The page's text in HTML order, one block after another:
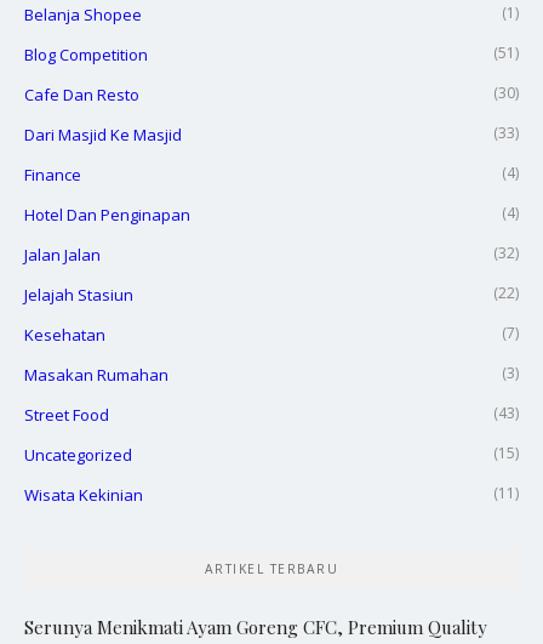
Belanja Shopee (1)
Blog Competition (51)
Cafe Dan Resto (30)
Dari Masjid Ke Masjid (33)
Finance (4)
Hotel Dan Penginapan (4)
Jalan Jalan (32)
Jelajah Stasiun (22)
Kesehatan (7)
Masakan Rumahan (3)
Street Food (43)
Uncategorized (15)
Wisata Kekinian (11)
ARTIKEL TERBARU
Serunya Menikmati Ayam Goreng CFC, Premium Quality